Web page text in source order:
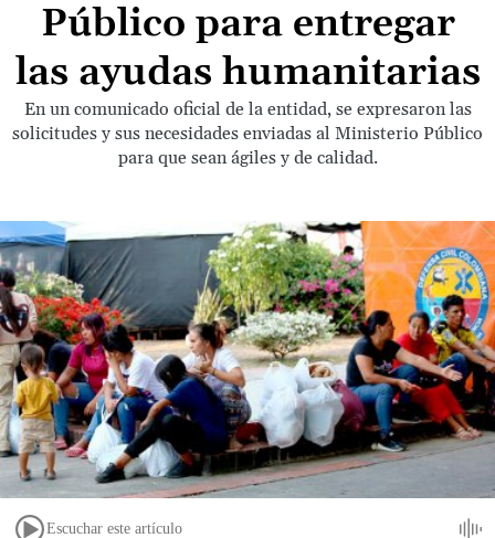
Público para entregar
las ayudas humanitarias
En un comunicado oficial de la entidad, se expresaron las
solicitudes y sus necesidades enviadas al Ministerio Público
para que sean ágiles y de calidad.
Escuchar este artículo